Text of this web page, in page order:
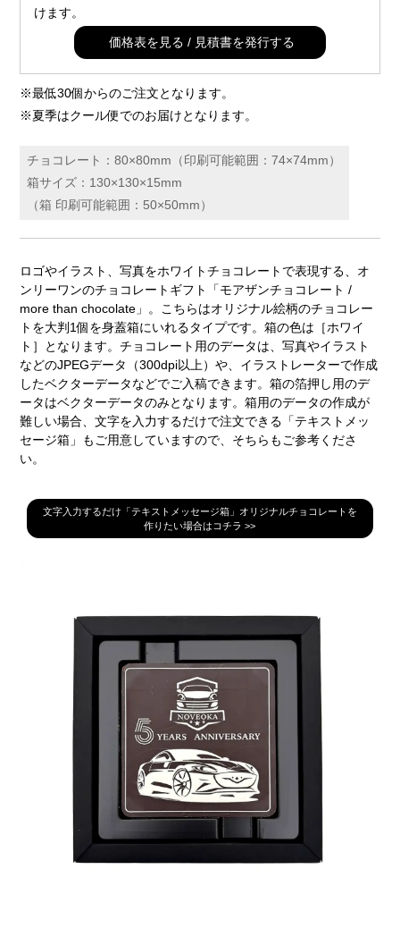
けます。
価格表を見る / 見積書を発行する
※最低30個からのご注文となります。
※夏季はクール便でのお届けとなります。
チョコレート：80×80mm（印刷可能範囲：74×74mm）
箱サイズ：130×130×15mm
（箱 印刷可能範囲：50×50mm）
ロゴやイラスト、写真をホワイトチョコレートで表現する、オ
ンリーワンのチョコレートギフト「モアザンチョコレート /
more than chocolate」。こちらはオリジナル絵柄のチョコレー
トを大判1個を身蓋箱にいれるタイプです。箱の色は［ホワイ
ト］となります。チョコレート用のデータは、写真やイラスト
などのJPEGデータ（300dpi以上）や、イラストレーターで作成
したベクターデータなどでご入稿できます。箱の箔押し用のデ
ータはベクターデータのみとなります。箱用のデータの作成が
難しい場合、文字を入力するだけで注文できる「テキストメッ
セージ箱」もご用意していますので、そちらもご参考くださ
い。
文字入力するだけ「テキストメッセージ箱」オリジナルチョコレートを
作りたい場合はコチラ >>